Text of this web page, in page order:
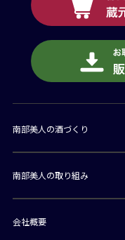
南部美人の酒づくり
南部美人の取り組み
会社概要